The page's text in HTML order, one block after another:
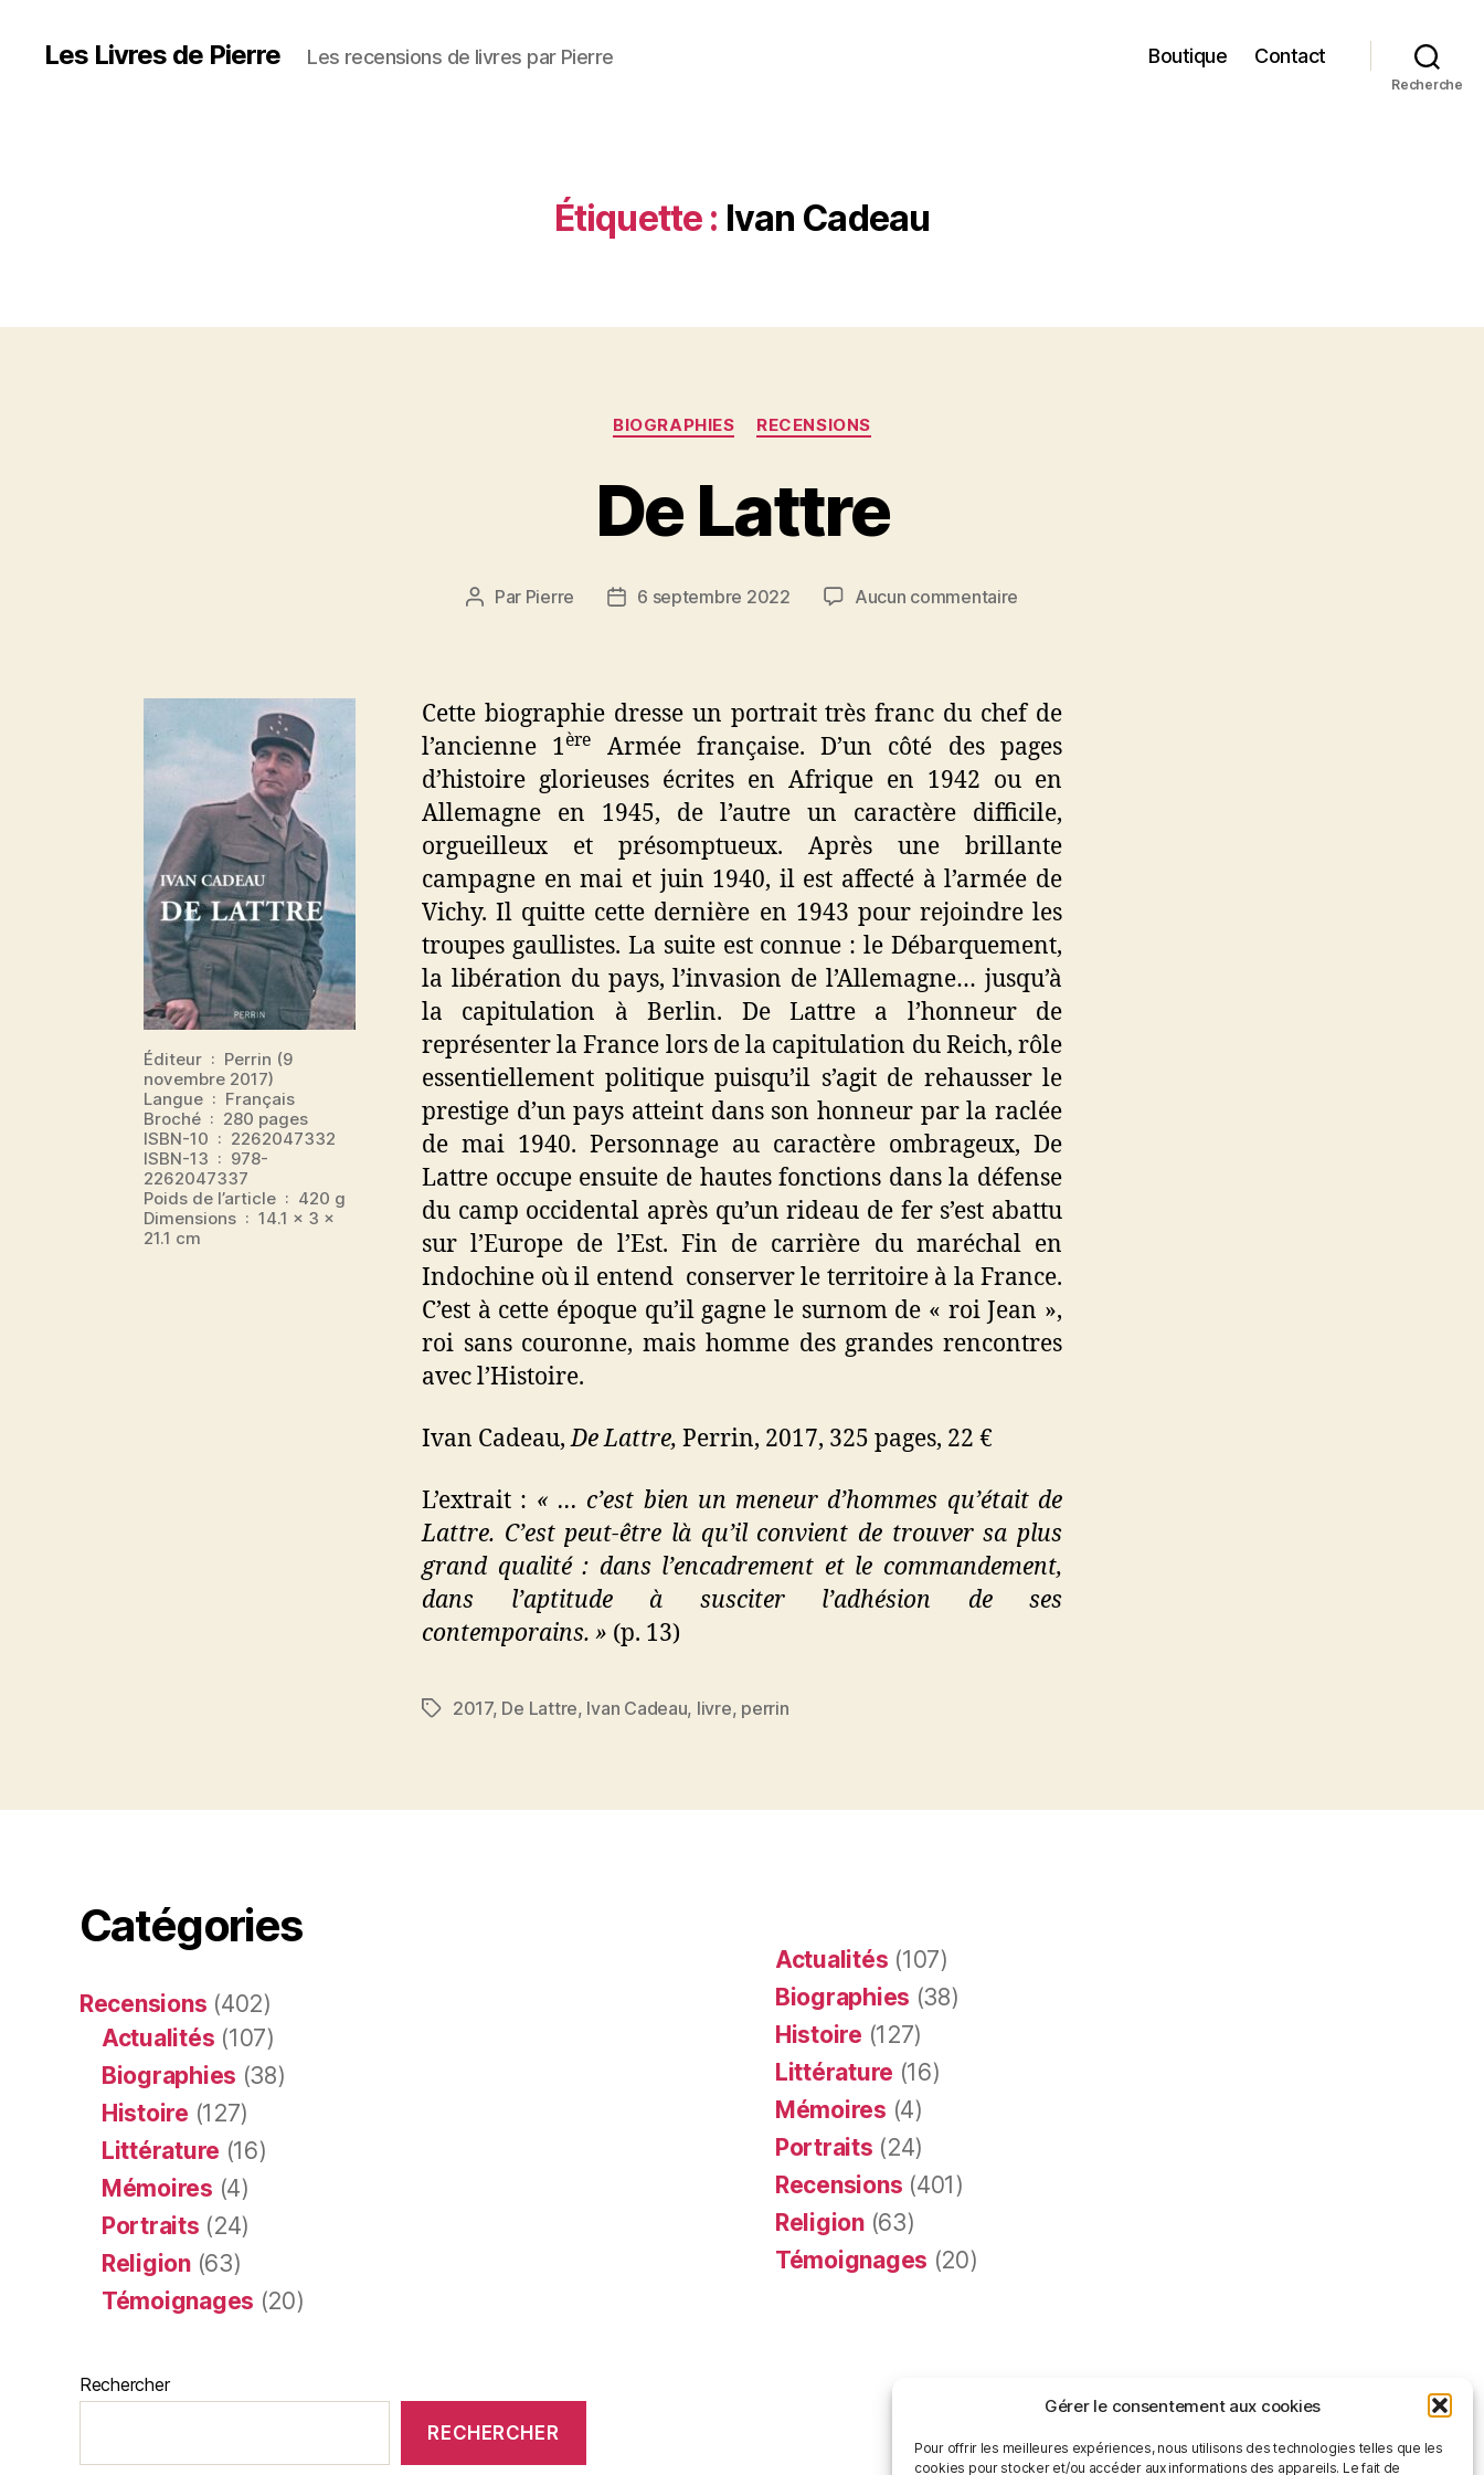
Gérer le consentement aux cookies
Pour offrir les meilleures expériences, nous utilisons des technologies telles que les
cookies pour stocker et/ou accéder aux informations des appareils. Le fait de
Les Livres de Pierre Les recensions de livres par Pierre Boutique Contact
Recherche
Étiquette : Ivan Cadeau
Catégories
BIOGRAPHIES RECENSIONS
De Lattre
Auteur
Par Pierre
Date6 septembre 2022 Aucun commentaire
Éditeur ‏ : ‎ Perrin (9
novembre 2017)
Langue ‏ : ‎ Français
Broché ‏ : ‎ 280 pages
ISBN-10 ‏ : ‎ 2262047332
ISBN-13 ‏ : ‎ 978-
2262047337
Poids de l’article ‏ : ‎ 420 g
Dimensions ‏ : ‎ 14.1 x 3 x
21.1 cm
Cette biographie dresse un portrait très franc du chef de
l’ancienne 1ère
Armée française. D’un côté des pages
d’histoire glorieuses écrites en Afrique en 1942 ou en
Allemagne en 1945, de l’autre un caractère difficile,
orgueilleux et présomptueux. Après une brillante
campagne en mai et juin 1940, il est affecté à l’armée de
Vichy. Il quitte cette dernière en 1943 pour rejoindre les
troupes gaullistes. La suite est connue : le Débarquement,
la libération du pays, l’invasion de l’Allemagne… jusqu’à
la capitulation à Berlin. De Lattre a l’honneur de
représenter la France lors de la capitulation du Reich, rôle
essentiellement politique puisqu’il s’agit de rehausser le
prestige d’un pays atteint dans son honneur par la raclée
de mai 1940. Personnage au caractère ombrageux, De
Lattre occupe ensuite de hautes fonctions dans la défense
du camp occidental après qu’un rideau de fer s’est abattu
sur l’Europe de l’Est. Fin de carrière du maréchal en
Indochine où il entend conserver le territoire à la France.
C’est à cette époque qu’il gagne le surnom de « roi Jean »,
roi sans couronne, mais homme des grandes rencontres
avec l’Histoire.
Ivan Cadeau,De Lattre, Perrin, 2017, 325 pages, 22 €
L’extrait : « … c’est bien un meneur d’hommes qu’était de
Lattre. C’est peut-être là qu’il convient de trouver sa plus
grand qualité : dans l’encadrement et le commandement,
dans l’aptitude à susciter l’adhésion de ses
contemporains. » (p. 13)
Étiquettes
2017, De Lattre, Ivan Cadeau, livre, perrin
Catégories
Recensions (402)
Actualités (107)
Biographies (38)
Histoire (127)
Littérature (16)
Mémoires (4)
Portraits (24)
Religion(63)
Témoignages (20)
Rechercher
RECHERCHER
Actualités (107)
Biographies (38)
Histoire (127)
Littérature (16)
Mémoires (4)
Portraits (24)
Recensions (401)
Religion(63)
Témoignages (20)